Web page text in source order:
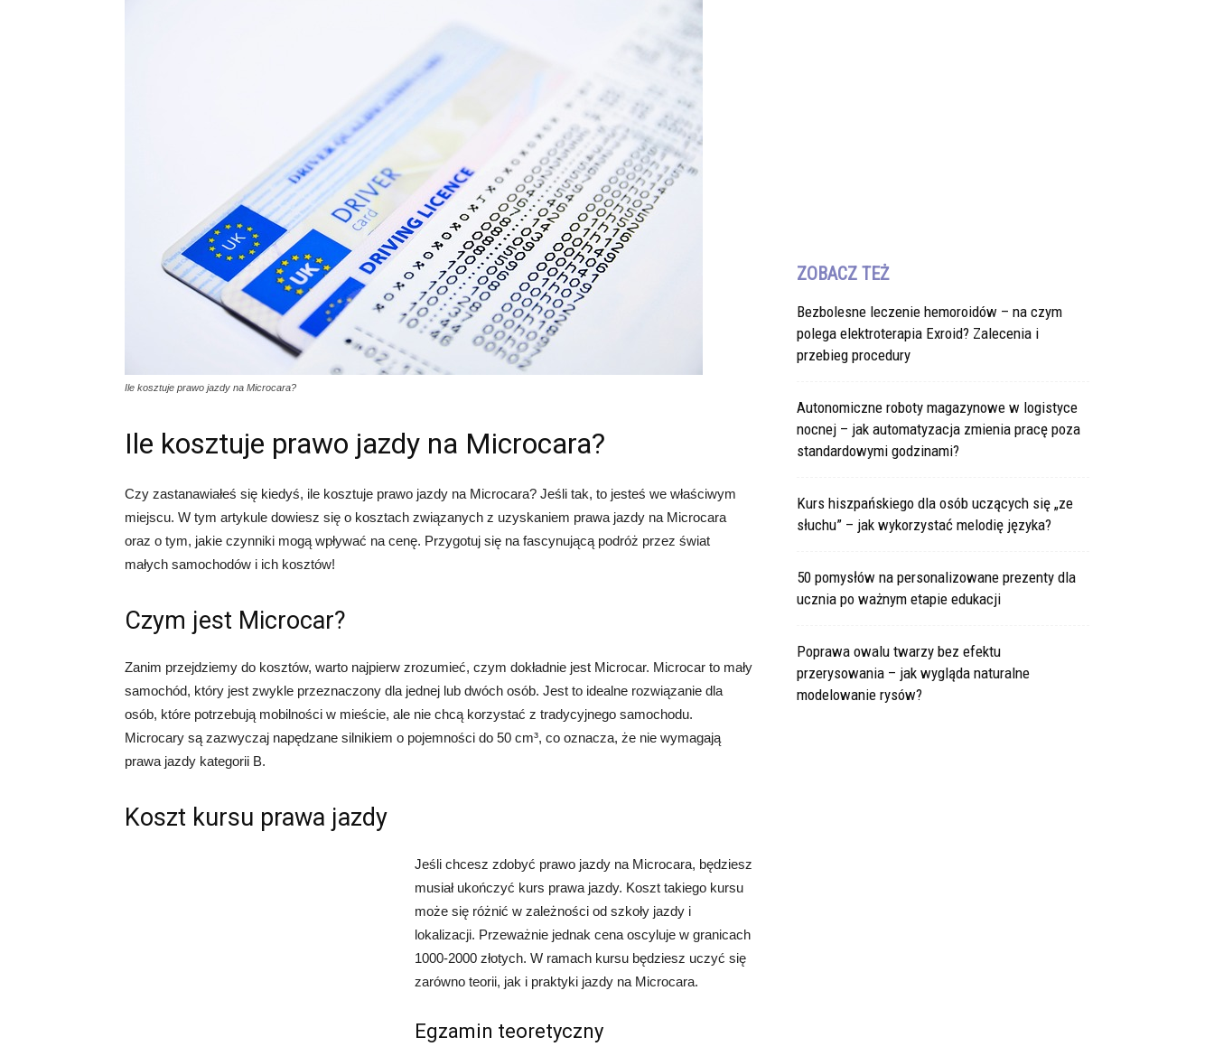
Ile kosztuje prawo jazdy na Microcara?
Ile kosztuje prawo jazdy na Microcara?
Czy zastanawiałeś się kiedyś, ile kosztuje prawo jazdy na Microcara? Jeśli tak, to jesteś we właściwym
miejscu. W tym artykule dowiesz się o kosztach związanych z uzyskaniem prawa jazdy na Microcara
oraz o tym, jakie czynniki mogą wpływać na cenę. Przygotuj się na fascynującą podróż przez świat
małych samochodów i ich kosztów!
Czym jest Microcar?
Zanim przejdziemy do kosztów, warto najpierw zrozumieć, czym dokładnie jest Microcar. Microcar to mały
samochód, który jest zwykle przeznaczony dla jednej lub dwóch osób. Jest to idealne rozwiązanie dla
osób, które potrzebują mobilności w mieście, ale nie chcą korzystać z tradycyjnego samochodu.
Microcary są zazwyczaj napędzane silnikiem o pojemności do 50 cm³, co oznacza, że ​​nie wymagają
prawa jazdy kategorii B.
Koszt kursu prawa jazdy
Jeśli chcesz zdobyć prawo jazdy na Microcara, będziesz
musiał ukończyć kurs prawa jazdy. Koszt takiego kursu
może się różnić w zależności od szkoły jazdy i
lokalizacji. Przeważnie jednak cena oscyluje w granicach
1000-2000 złotych. W ramach kursu będziesz uczyć się
zarówno teorii, jak i praktyki jazdy na Microcara.
Egzamin teoretyczny
ZOBACZ TEŻ
Bezbolesne leczenie hemoroidów – na czym
polega elektroterapia Exroid? Zalecenia i
przebieg procedury
Autonomiczne roboty magazynowe w logistyce
nocnej – jak automatyzacja zmienia pracę poza
standardowymi godzinami?
Kurs hiszpańskiego dla osób uczących się „ze
słuchu” – jak wykorzystać melodię języka?
50 pomysłów na personalizowane prezenty dla
ucznia po ważnym etapie edukacji
Poprawa owalu twarzy bez efektu
przerysowania – jak wygląda naturalne
modelowanie rysów?